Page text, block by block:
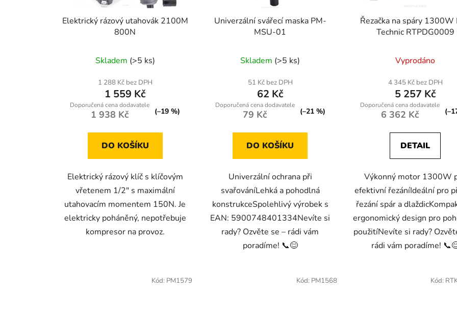
Elektrický rázový utahovák 2100M
800N
hodnocení
produktu
je
4,0
z
5
hvězdiček.
Skladem (>5 ks)
1 288 Kč bez DPH
1 559 Kč
1 938 Kč (–19 %)
DO KOŠÍKU
Elektrický rázový klíč s klíčovým
vřetenem 1/2" s maximální
utahovacím momentem 150N. Je
elektricky poháněný, nepotřebuje
kompresor na provoz.
Univerzální svářecí maska PM-
MSU-01
Skladem (>5 ks)
51 Kč bez DPH
62 Kč
79 Kč (–21 %)
DO KOŠÍKU
Univerzální ochrana při
svařováníLehká a pohodlná
konstrukceSpolehlivý výrobek s
EAN: 5900748401334Nevíte si
rady? Ozvěte se – rádi vám
poradíme! 📞😊
Řezačka na spáry 1300W
Technic RTPDG0009
Vyprodáno
4 345 Kč bez DPH
5 257 Kč
6 362 Kč
DETAIL
Výkonný motor 1300W
efektivní řezáníIdeální pro
řezání spár a
ergonomický design pro
použitíNevíte si rady?
rádi vám poradíme!
Kód: PM1579 Kód: PM1568 Kód: